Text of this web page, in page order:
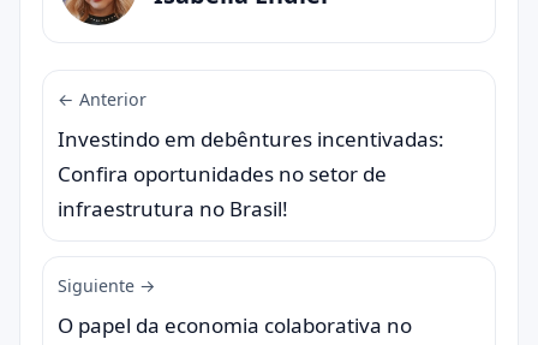
← Anterior
Investindo em debêntures incentivadas:
Confira oportunidades no setor de
infraestrutura no Brasil!
Siguiente →
O papel da economia colaborativa no